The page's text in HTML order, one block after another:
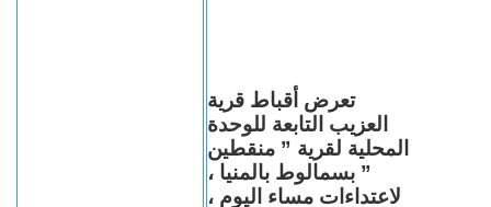
تعرض أقباط قرية
العزيب التابعة للوحدة
المحلية لقرية ” منقطين
” بسمالوط بالمنيا ،
لاعتداءات مساء اليوم ،